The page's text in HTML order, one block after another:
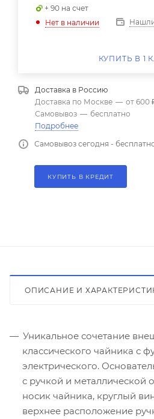
+ 90 на счет
Нет в наличии
КУПИТЬ В 1
Доставка в Россию
Доставка по Москве — от 600
Самовывоз — бесплатно
Подробнее
Самовывоз сегодня -
КУПИТЬ В КРЕДИТ
ОПИСАНИЕ И
Уникальное сочетание
классического чайника с
электрического.
с ручкой и металлической
носик чайника, круглый
верхнее расположение